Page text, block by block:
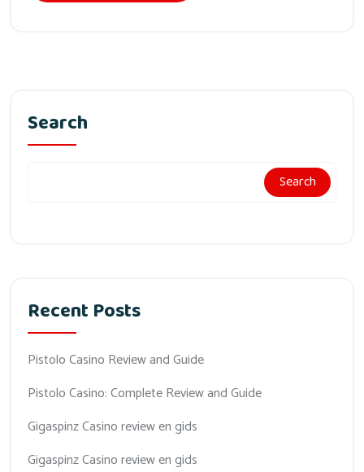
Search
Search
Recent Posts
Pistolo Casino Review and Guide
Pistolo Casino: Complete Review and Guide
Gigaspinz Casino review en gids
Gigaspinz Casino review en gids